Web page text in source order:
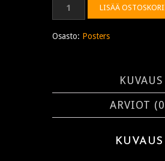
Woo
Logo
määrä
LISÄÄ
Osasto: Posters
KUVAUS
ARVIOT
KUVAUS